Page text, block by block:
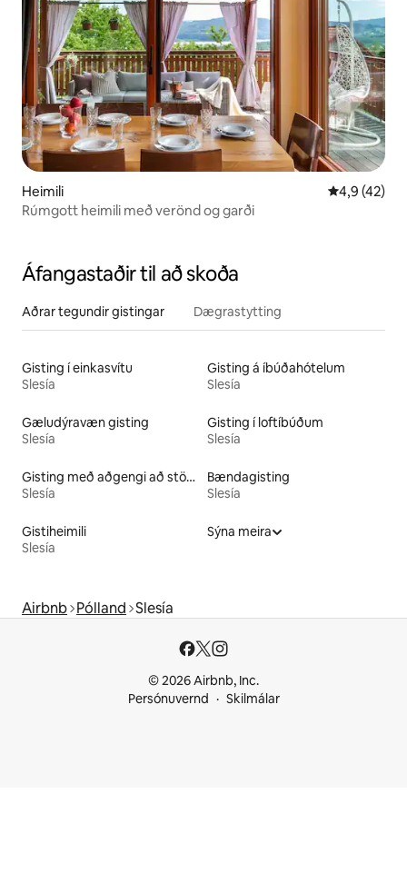
Heimili 4,9 af 5 í
4,9 (42)
Rúmgott heimili með verönd og garði
Áfangastaðir til að skoða
Aðrar tegundir gistingar Dægrastytting
Gisting í einkasvítu
Slesía
Gisting á íbúðahótelum
Slesía
Gæludýravæn gisting
Slesía
Gisting í loftíbúðum
Slesía
Gisting með aðgengi að stöðuvatni
Slesía
Bændagisting
Slesía
Gistiheimili
Slesía
Sýna meira
Airbnb Pólland Slesía
© 2026 Airbnb, Inc.
Persónuvernd
Skilmálar